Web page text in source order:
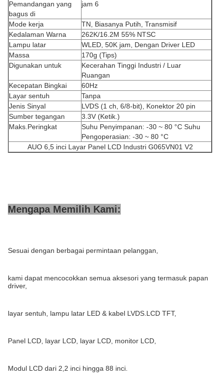
Pemandangan yang
bagus di
jam 6
Mode kerja
TN, Biasanya Putih, Transmisif
Kedalaman Warna
262K/16.2M 55% NTSC
Lampu latar
WLED, 50K jam, Dengan Driver LED
Massa
170g (Tips)
Digunakan untuk
Kecerahan Tinggi Industri / Luar
Ruangan
Kecepatan Bingkai
60Hz
Layar sentuh
Tanpa
Jenis Sinyal
LVDS (1 ch, 6/8-bit), Konektor 20 pin
Sumber tegangan
3.3V (Ketik.)
Maks.Peringkat
Suhu Penyimpanan: -30 ~ 80 °C Suhu
Pengoperasian: -30 ~ 80 °C
AUO 6,5 inci Layar Panel LCD Industri G065VN01 V2
Mengapa Memilih Kami:
Sesuai dengan berbagai permintaan pelanggan,
kami dapat mencocokkan semua aksesori yang termasuk papan
driver,
layar sentuh, lampu latar LED & kabel LVDS.LCD TFT,
Panel LCD, layar LCD, layar LCD, monitor LCD,
Modul LCD dari 2,2 inci hingga 88 inci.